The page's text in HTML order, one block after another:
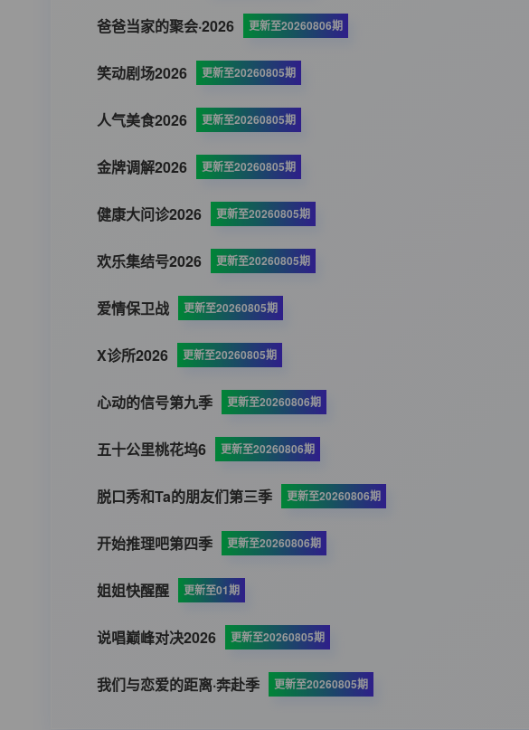
爸爸当家的聚会·2026 更新至20260806期
笑动剧场2026 更新至20260805期
人气美食2026 更新至20260805期
金牌调解2026 更新至20260805期
健康大问诊2026 更新至20260805期
欢乐集结号2026 更新至20260805期
爱情保卫战 更新至20260805期
X诊所2026 更新至20260805期
心动的信号第九季 更新至20260806期
五十公里桃花坞6 更新至20260806期
脱口秀和Ta的朋友们第三季 更新至20260806期
开始推理吧第四季 更新至20260806期
姐姐快醒醒 更新至01期
说唱巅峰对决2026 更新至20260805期
我们与恋爱的距离·奔赴季 更新至20260805期